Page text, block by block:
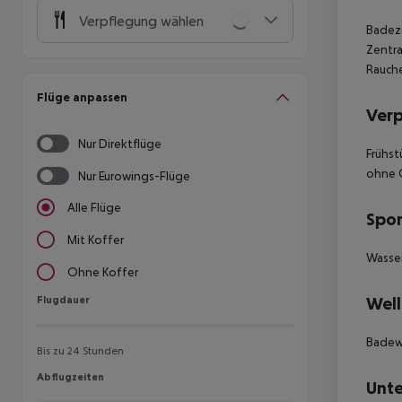
Verpflegung wählen
Flüge anpassen
Nur Direktflüge
Nur Eurowings-Flüge
Alle Flüge
Mit Koffer
Ohne Koffer
Flugdauer
Flugdauer
Bis zu 24 Stunden
Abflugzeiten
Abflugzeiten
ohne